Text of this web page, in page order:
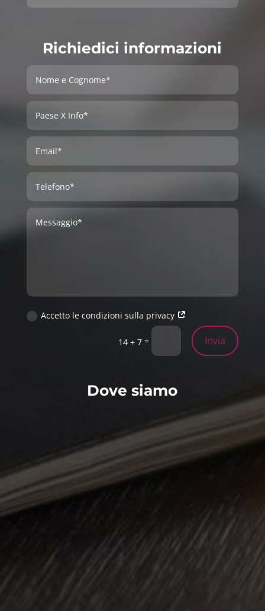
Richiedici informazioni
Accetto le condizioni sulla privacy
14 + 7 = Invia
Dove siamo